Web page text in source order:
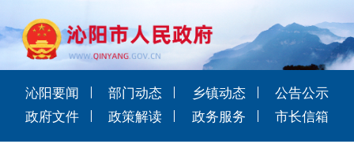
沁阳要闻 部门动态 乡镇动态
公告公示
政府文件
政策解读 政务服务 市长信箱